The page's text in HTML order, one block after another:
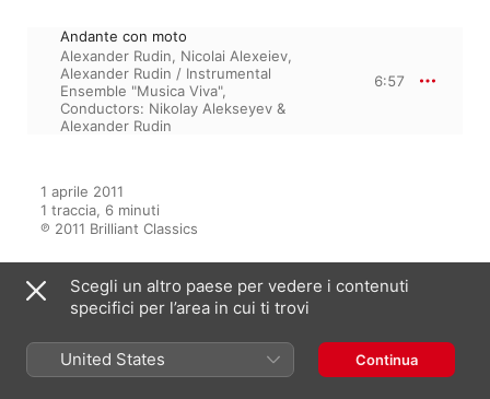
Andante con moto
Alexander Rudin, Nicolai Alexeiev,
Alexander Rudin / Instrumental
Ensemble "Musica Viva",
Conductors: Nikolay Alekseyev &
Alexander Rudin
6:57
1 aprile 2011
1 traccia, 6 minuti
℗ 2011 Brilliant Classics
Dall’album
Scegli un altro paese per vedere i contenuti
specifici per l’area in cui ti trovi
United States Continua